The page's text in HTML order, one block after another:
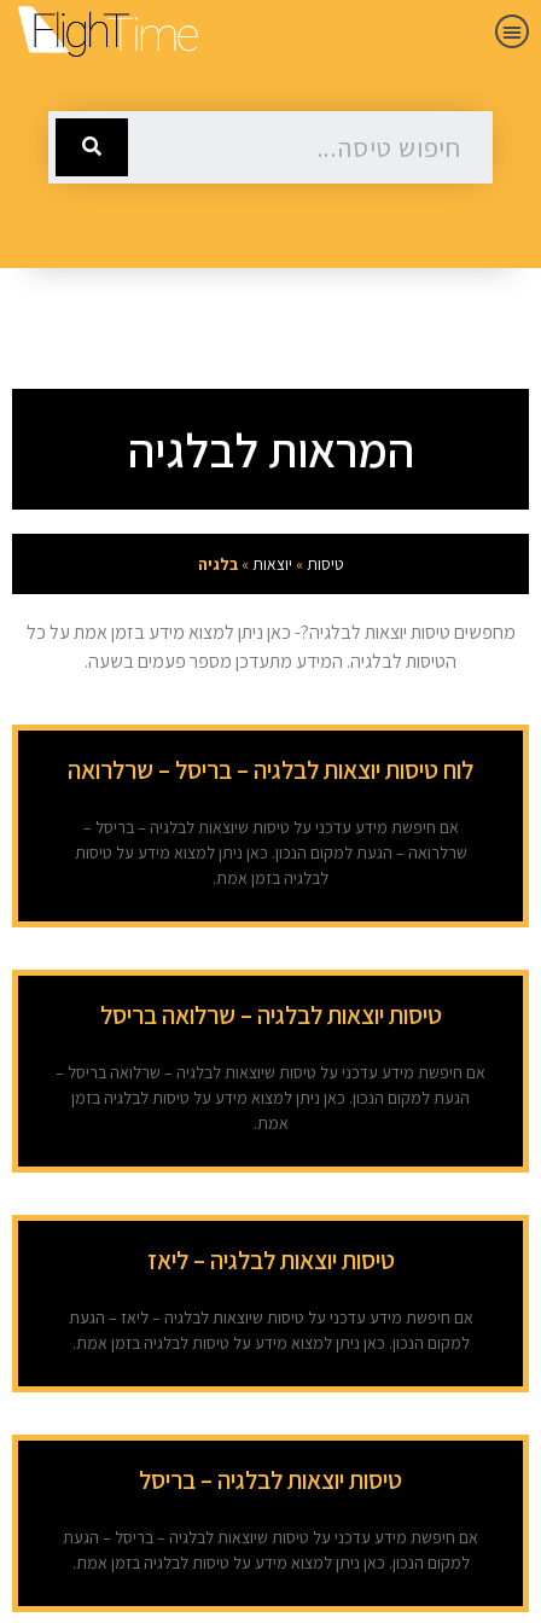
המראות לבלגיה
טיסות » יוצאות »בלגיה
מחפשים טיסות יוצאות לבלגיה?- כאן ניתן למצוא מידע בזמן אמת על כל
הטיסות לבלגיה. המידע מתעדכן מספר פעמים בשעה.
לוח טיסות יוצאות לבלגיה – בריסל – שרלרואה
אם חיפשת מידע עדכני על טיסות שיוצאות לבלגיה – בריסל –
שרלרואה – הגעת למקום הנכון. כאן ניתן למצוא מידע על טיסות
לבלגיה בזמן אמת.
טיסות יוצאות לבלגיה – שרלואה בריסל
אם חיפשת מידע עדכני על טיסות שיוצאות לבלגיה – שרלואה בריסל –
הגעת למקום הנכון. כאן ניתן למצוא מידע על טיסות לבלגיה בזמן
אמת.
טיסות יוצאות לבלגיה – ליאז
אם חיפשת מידע עדכני על טיסות שיוצאות לבלגיה – ליאז – הגעת
למקום הנכון. כאן ניתן למצוא מידע על טיסות לבלגיה בזמן אמת.
טיסות יוצאות לבלגיה – בריסל
אם חיפשת מידע עדכני על טיסות שיוצאות לבלגיה – בריסל – הגעת
למקום הנכון. כאן ניתן למצוא מידע על טיסות לבלגיה בזמן אמת.